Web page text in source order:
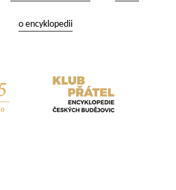
o encyklopedii